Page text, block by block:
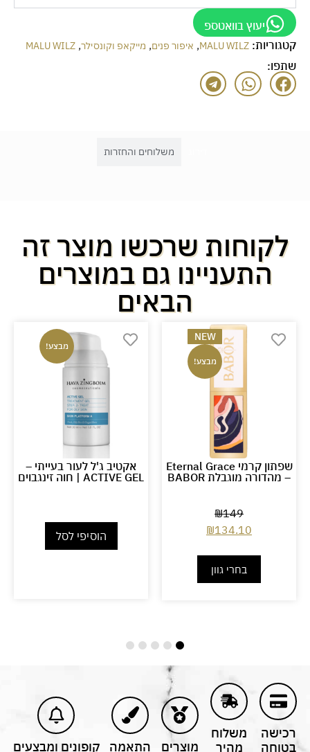
יעוץ בוואטספ
קטגוריות: MALU WILZ
, איפור פנים, מייקאפ וקונסילר,
MALU WILZ
שתפו:
משלוחים והחזרות
לקוחות שרכשו מוצר זה
התעניינו גם במוצרים
הבאים
NEW
מבצע!
שפתון קרמי Eternal Grace
– מהדורה מוגבלת BABOR
₪149
₪134.10
בחרי גוון
מבצע!
אקטיב ג'ל לעור בעייתי –
ACTIVE GEL | חוה זינגבוים
הוסיפי לסל
רכישה
בטוחה
משלוח
מהיר
מוצרים
התאמה
קופונים ומבצעים